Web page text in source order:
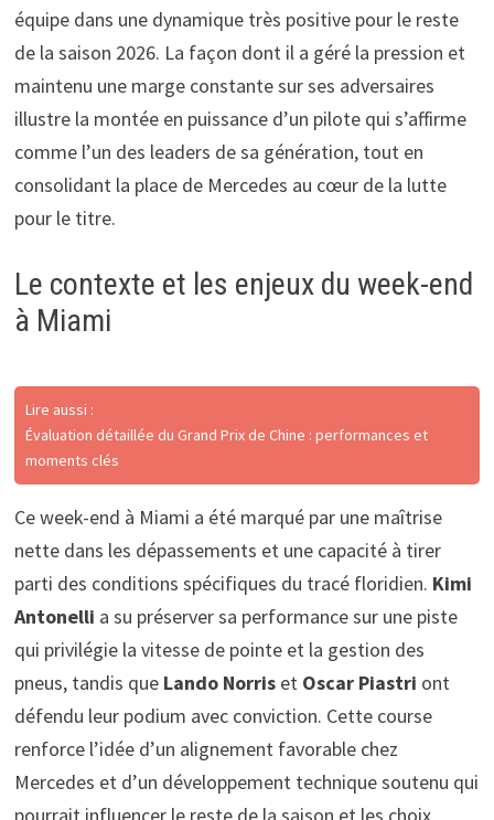
équipe dans une dynamique très positive pour le reste
de la saison 2026. La façon dont il a géré la pression et
maintenu une marge constante sur ses adversaires
illustre la montée en puissance d’un pilote qui s’affirme
comme l’un des leaders de sa génération, tout en
consolidant la place de Mercedes au cœur de la lutte
pour le titre.
Le contexte et les enjeux du week-end
à Miami
Lire aussi :
Évaluation détaillée du Grand Prix de Chine : performances et
moments clés
Ce week-end à Miami a été marqué par une maîtrise
nette dans les dépassements et une capacité à tirer
parti des conditions spécifiques du tracé floridien. Kimi
Antonelli a su préserver sa performance sur une piste
qui privilégie la vitesse de pointe et la gestion des
pneus, tandis que Lando Norriset Oscar Piastri ont
défendu leur podium avec conviction. Cette course
renforce l’idée d’un alignement favorable chez
Mercedes et d’un développement technique soutenu qui
pourrait influencer le reste de la saison et les choix